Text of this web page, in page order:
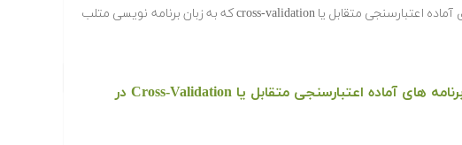
‫در ادامه کدها و برنامه های آماده اعتبارسنجی متقابل یا cross-validation که به زبان برنامه نویسی متلب
دانلود رایگان کدها و برنامه های آماده اعتبارسنجی متقابل یا Cross-Validation در